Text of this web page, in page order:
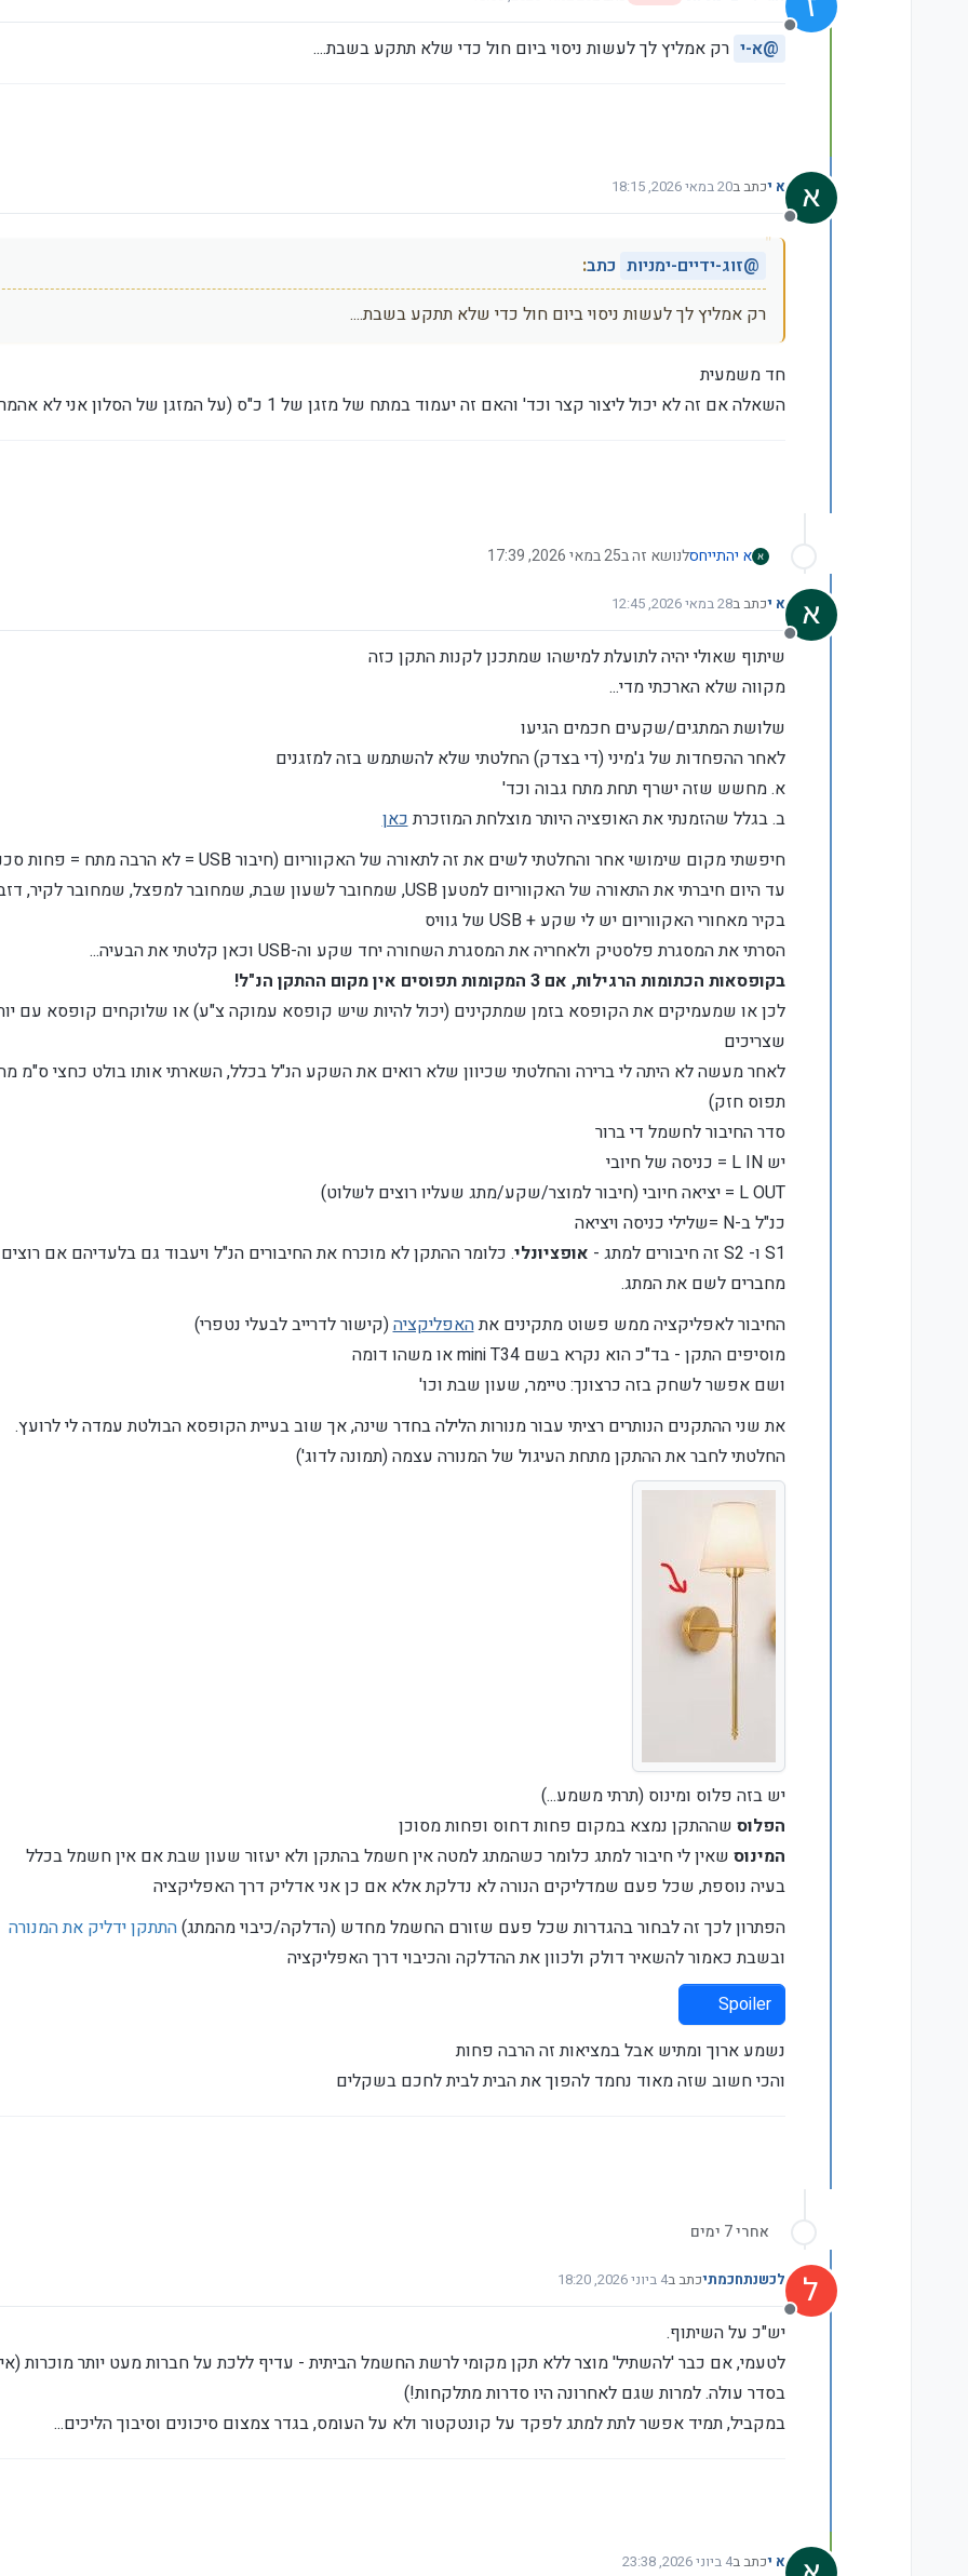
מנותק
נערך לאחרונה על ידי
@א-י רק אמליץ לך לעשות ניסוי ביום חול כדי שלא תתקע בשבת....
מנותק
א יכתב ב20 במאי 2026, 18:15
נערך לאחרונה על ידי
@זוג-ידיים-ימניות כתב:
רק אמליץ לך לעשות ניסוי ביום חול כדי שלא תתקע בשבת....
חד משמעית
השאלה אם זה לא יכול ליצור קצר וכד' והאם זה יעמוד במתח של מזגן של 1 כ"ס (על המזגן של הסלון אני לא אהמר...)
א יהתייחסלנושא זה ב25 במאי 2026, 17:39
מנותק
א יכתב ב28 במאי 2026, 12:45
נערך לאחרונה על ידי א י
שיתוף שאולי יהיה לתועלת למישהו שמתכנן לקנות התקן כזה
מקווה שלא הארכתי מדי...
שלושת המתגים/שקעים חכמים הגיעו
לאחר ההפחדות של ג'מיני (די בצדק) החלטתי שלא להשתמש בזה למזגנים
א. מחשש שזה ישרף תחת מתח גבוה וכד'
ב. בגלל שהזמנתי את האופציה היותר מוצלחת המוזכרתכאן
חיפשתי מקום שימושי אחר והחלטתי לשים את זה לתאורה של האקווריום (חיבור USB = לא הרבה מתח = פחות סכנת התחממות ההתקן)
עד היום חיברתי את התאורה של האקווריום למטען USB, שמחובר לשעון שבת, שמחובר למפצל, שמחובר לקיר, דזבין אבא בתרי זוזי....
בקיר מאחורי האקווריום יש לי שקע + USB של גוויס
הסרתי את המסגרת פלסטיק ולאחריה את המסגרת השחורה יחד שקע וה-USB וכאן קלטתי את הבעיה...
בקופסאות הכתומות הרגילות, אם 3 המקומות תפוסים אין מקום ההתקן הנ"ל!
לכן או שמעמיקים את הקופסא בזמן שמתקינים (יכול להיות שיש קופסא עמוקה צ"ע) או שלוקחים קופסא עם
שצריכים
לאחר מעשה לא היתה לי ברירה והחלטתי שכיוון שלא רואים את השקע הנ"ל בכלל, השארתי אותו בולט כחצי ס"מ
תפוס חזק)
סדר החיבור לחשמל די ברור
יש L IN = כניסה של חיובי
L OUT = יציאה חיובי (חיבור למוצר/שקע/מתג שעליו רוצים לשלוט)
כנ"ל ב-N =שלילי כניסה ויציאה
S1 ו- S2 זה חיבורים למתג -
אופציונלי. כלומר ההתקן לא מוכרח את החיבורים הנ"ל ויעבוד גם בלעדיהם אם
מחברים לשם את המתג.
החיבור לאפליקציה ממש פשוט מתקינים אתהאפליקציה(קישור לדרייב לבעלי נטפרי)
מוסיפים התקן - בד"כ הוא נקרא בשם mini T34 או משהו דומה
ושם אפשר לשחק בזה כרצונך: טיימר, שעון שבת וכו'
את שני ההתקנים הנותרים רציתי עבור מנורות הלילה בחדר שינה, אך שוב בעיית הקופסא הבולטת עמדה לי לרועץ.
החלטתי לחבר את ההתקן מתחת העיגול של המנורה עצמה (תמונה לדוג')
יש בזה פלוס ומינוס (תרתי משמע...)
הפלוס שההתקן נמצא במקום פחות דחוס ופחות מסוכן
המינוס שאין לי חיבור למתג כלומר כשהמתג למטה אין חשמל בהתקן ולא יעזור שעון שבת אם אין חשמל בכלל
בעיה נוספת, שכל פעם שמדליקים הנורה לא נדלקת אלא אם כן אני אדליק דרך האפליקציה
הפתרון לכך זה לבחור בהגדרות שכל פעם שזורם החשמל מחדש (הדלקה/כיבוי מהמתג)התתקן ידליק את המנורה
ובשבת כאמור להשאיר דולק ולכוון את ההדלקה והכיבוי דרך האפליקציה
Spoiler
נשמע ארוך ומתיש אבל במציאות זה הרבה פחות
והכי חשוב שזה מאוד נחמד להפוך את הבית לבית לחכם בשקלים
אחרי 7 ימים
ל
מנותק
לכשנתחכמתיכתב ב4 ביוני 2026, 18:20
נערך לאחרונה על ידי לכשנתחכמתי
יש"כ על השיתוף.
לטעמי, אם כבר 'להשתיל' מוצר ללא תקן מקומי לרשת החשמל הביתית - עדיף ללכת על חברות מעט יותר מוכרות
בסדר עולה. למרות שגם לאחרונה היו סדרות מתלקחות!)
במקביל, תמיד אפשר לתת למתג לפקד על קונטקטור ולא על העומס, בגדר צמצום סיכונים וסיבוך הליכים...
א יכתב ב4 ביוני 2026, 23:38
נערך לאחרונה על ידי